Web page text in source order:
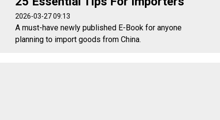
2026-03-27 09:13
A must-have newly published E-Book for anyone
planning to import goods from China.